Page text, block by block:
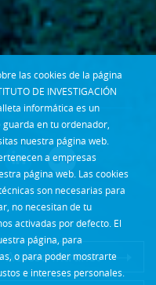
las cookies de la página
DE INVESTIGACIÓN
informática es un
en tu ordenador,
nuestra página web.
a empresas
página web. Las cookies
son necesarias para
no necesitan de tu
activadas por defecto. El
página, para
o para poder mostrarte
e intereses personales.
Acceso Intranet